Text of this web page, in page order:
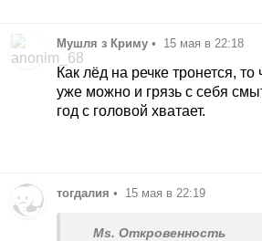
Мушля з Криму • 15 мая в 22:18
Как лёд на речке тронется,
уже можно и грязь с себя
год с головой хватает.
тогдалия • 15 мая в 22:19
Ms. Откровенность